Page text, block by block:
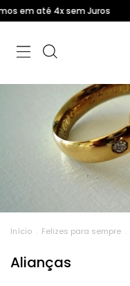
até 4x sem Juros
Início . Felizes para sempre .
Alianças